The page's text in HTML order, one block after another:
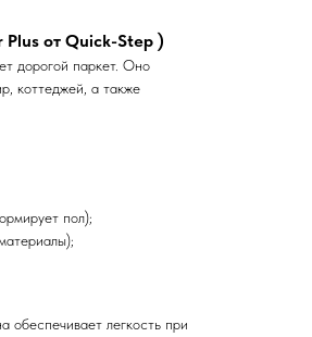
от Quick-Step )
дорогой паркет. Оно
коттеджей, а также
пол);
легкость при